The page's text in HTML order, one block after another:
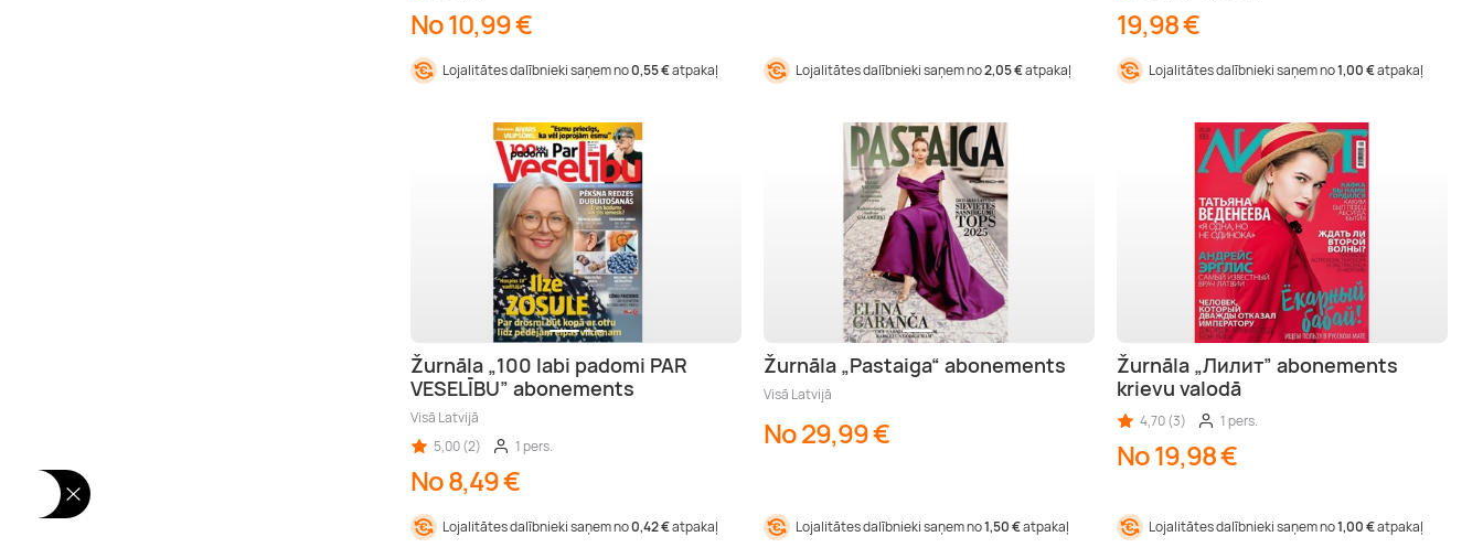
No 10,99 €
Lojalitātes dalībnieki saņem no0,55 €atpakaļ Lojalitātes dalībnieki saņem no2,05 €atpakaļ
19,98 €
Lojalitātes dalībnieki saņem no1,00 €atpakaļ
Žurnāla „100 labi padomi PAR
VESELĪBU” abonements
Visā Latvijā
5,00 (2)
1 pers.
No 8,49 €
Lojalitātes dalībnieki saņem no0,42 €atpakaļ
Žurnāla „Pastaiga“ abonements
Visā Latvijā
No 29,99 €
Lojalitātes dalībnieki saņem no1,50 €atpakaļ
Žurnāla „Лилит” abonements
krievu valodā
4,70 (3) 1 pers.
No 19,98 €
Lojalitātes dalībnieki saņem no1,00 €atpakaļ